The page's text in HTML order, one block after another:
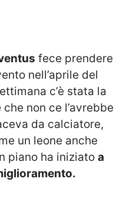
fece prendere
nell’aprile del
c’è stata la
non ce l’avrebbe
da calciatore,
un leone anche
piano ha iniziato a